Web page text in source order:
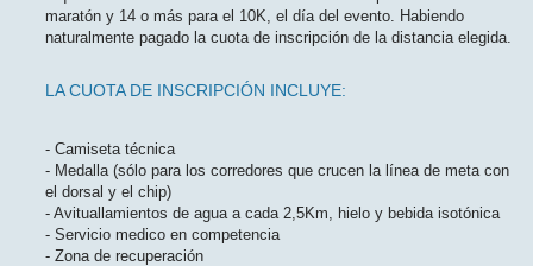
maratón y 14 o más para el 10K, el día del evento. Habiendo
naturalmente pagado la cuota de inscripción de la distancia elegida.
LA CUOTA DE INSCRIPCIÓN INCLUYE:
- Camiseta técnica
- Medalla (sólo para los corredores que crucen la línea de meta con
el dorsal y el chip)
- Avituallamientos de agua a cada 2,5Km, hielo y bebida isotónica
- Servicio medico en competencia
- Zona de recuperación